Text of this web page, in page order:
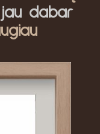
jau dabar